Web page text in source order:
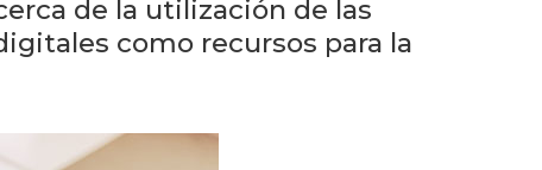
de la utilización de las
como recursos para la